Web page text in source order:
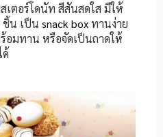
เตอร์โดนัท สีสันสดใส มีให้
ชิ้น เป็น snack boxทานง่าย
อมทาน หรือจัดเป็นถาดให้
ด้